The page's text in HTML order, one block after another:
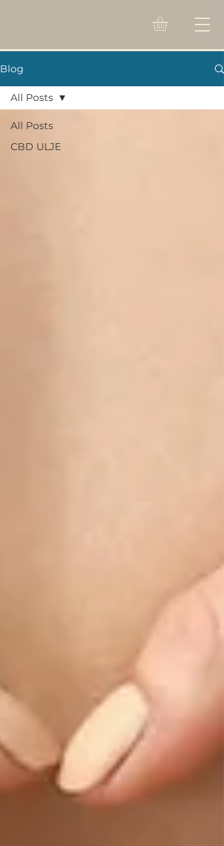
Blog
All Posts
CBD ULJE
All Posts